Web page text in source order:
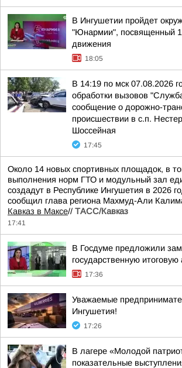
В Ингушетии пройдет
"Юнармии", посвященный
движения
18:05
В 14:19 по мск 07.08.2026
обработки вызовов
сообщение о дорожно-
происшествии в с.п.
Шоссейная
17:45
Около 14 новых спортивных площадок, в
выполнения норм ГТО и модульный зал
создадут в Республике Ингушетия в 2026
сообщил глава региона Махмуд-Али
Кавказ в Максе// ТАСС/Кавказ
17:41
В Госдуме предложили
государственную итоговую
17:36
Уважаемые
Ингушетия!
17:26
В лагере «Молодой
показательные